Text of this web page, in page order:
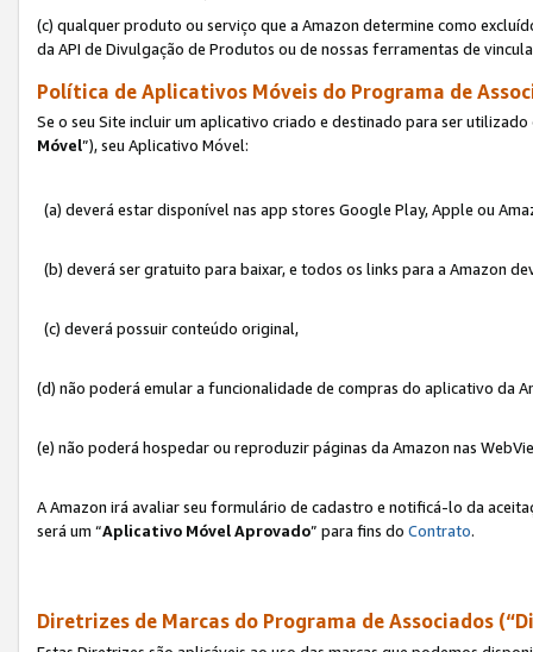
(c) qualquer produto ou serviço que a Amazon determine como
da API de Divulgação de Produtos ou de nossas ferramentas de
Política de Aplicativos Móveis do Programa de
Se o seu Site incluir um aplicativo criado e destinado para ser
Móvel”), seu Aplicativo Móvel:
(a) deverá estar disponível nas app stores Google Play, Apple ou
(b) deverá ser gratuito para baixar, e todos os links para a Amazon
(c) deverá possuir conteúdo original,
(d) não poderá emular a funcionalidade de compras do aplicativo da
(e) não poderá hospedar ou reproduzir páginas da Amazon nas
A Amazon irá avaliar seu formulário de cadastro e notificá-lo da
será um “Aplicativo Móvel Aprovado” para fins do Contrato.
Diretrizes de Marcas do Programa de Associados